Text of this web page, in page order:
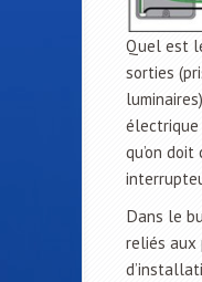
Quel est
sorties
qu’on
Dans le
reliés aux